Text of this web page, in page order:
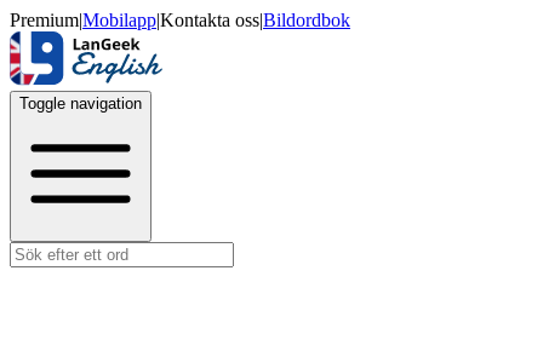
Premium|Mobilapp|Kontakta oss|Bildordbok
Toggle navigation